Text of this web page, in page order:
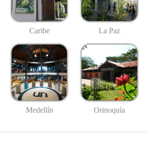
Caribe La Paz
Medellín Orinoquía